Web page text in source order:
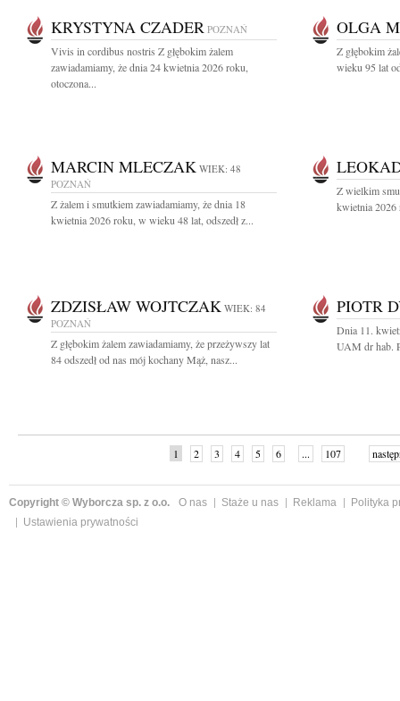
KRYSTYNA CZADER POZNAŃ
Vivis in cordibus nostris Z głębokim żalem
zawiadamiamy, że dnia 24 kwietnia 2026 roku,
otoczona...
OLGA
Z głębokim
wieku 95 lat
MARCIN MLECZAK WIEK: 48
POZNAŃ
Z żalem i smutkiem zawiadamiamy, że dnia 18
kwietnia 2026 roku, w wieku 48 lat, odszedł z...
Z wielkim
kwietnia 2026
ZDZISŁAW WOJTCZAK WIEK: 84
POZNAŃ
Z głębokim żalem zawiadamiamy, że przeżywszy lat
84 odszedł od nas mój kochany Mąż, nasz...
PIOTR
Dnia 11.
UAM dr hab.
1 2 3 4 5 6 ... 107
Copyright © Wyborcza sp. z o.o. O nas Staże u nas Reklama
Polityka
Ustawienia prywatności